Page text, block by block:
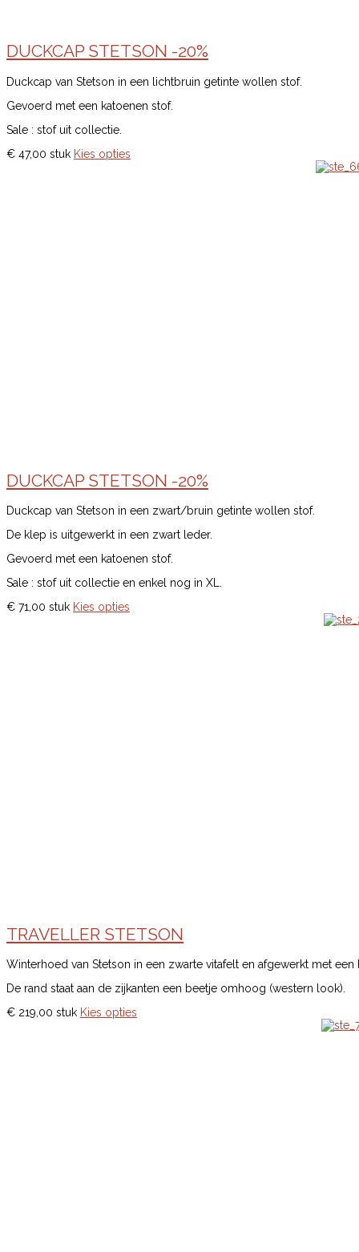
DUCKCAP STETSON -20%
Duckcap van Stetson in een lichtbruin getinte wollen stof.
Gevoerd met een katoenen stof.
Sale : stof uit collectie.
€ 47,00 stuk Kies opties
DUCKCAP STETSON -20%
Duckcap van Stetson in een zwart/bruin getinte wollen stof.
De klep is uitgewerkt in een zwart leder.
Gevoerd met een katoenen stof.
Sale : stof uit collectie en enkel nog in XL.
€ 71,00 stuk Kies opties
TRAVELLER STETSON
Winterhoed van Stetson in een zwarte vitafelt en afgewerkt met
De rand staat aan de zijkanten een beetje omhoog (western look).
€ 219,00 stuk Kies opties